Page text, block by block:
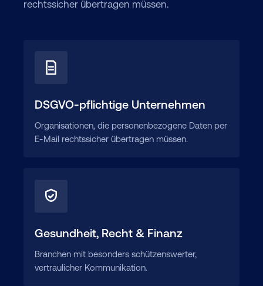
rechtssicher übertragen müssen.
DSGVO-pflichtige Unternehmen
Organisationen, die personenbezogene Daten per
E-Mail rechtssicher übertragen müssen.
Gesundheit, Recht & Finanz
Branchen mit besonders schützenswerter,
vertraulicher Kommunikation.